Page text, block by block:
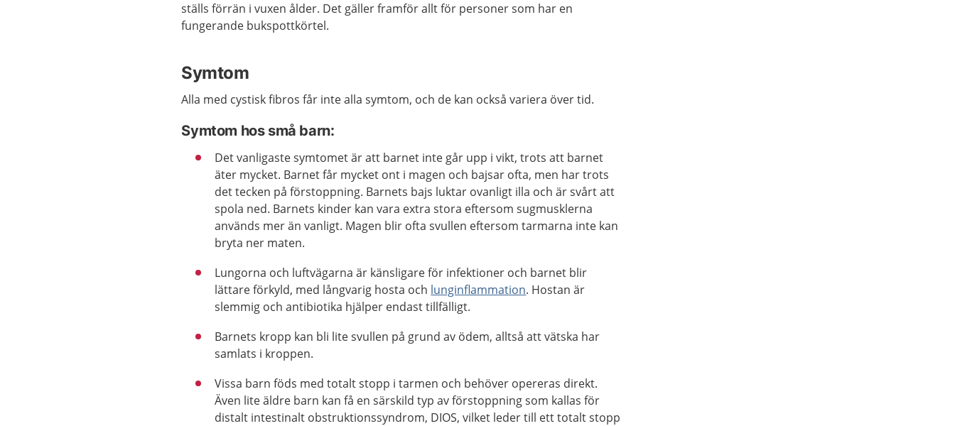
ställs förrän i vuxen ålder. Det gäller framför allt för personer som har en
fungerande bukspottkörtel.
Symtom
Alla med cystisk fibros får inte alla symtom, och de kan också variera över tid.
Symtom hos små barn:
Det vanligaste symtomet är att barnet inte går upp i vikt, trots att barnet
äter mycket. Barnet får mycket ont i magen och bajsar ofta, men har trots
det tecken på förstoppning. Barnets bajs luktar ovanligt illa och är svårt att
spola ned. Barnets kinder kan vara extra stora eftersom sugmusklerna
används mer än vanligt. Magen blir ofta svullen eftersom tarmarna inte kan
bryta ner maten.
Lungorna och luftvägarna är känsligare för infektioner och barnet blir
lättare förkyld, med långvarig hosta och lunginflammation. Hostan är
slemmig och antibiotika hjälper endast tillfälligt.
Barnets kropp kan bli lite svullen på grund av ödem, alltså att vätska har
samlats i kroppen.
Vissa barn föds med totalt stopp i tarmen och behöver opereras direkt.
Även lite äldre barn kan få en särskild typ av förstoppning som kallas för
distalt intestinalt obstruktionssyndrom, DIOS, vilket leder till ett totalt stopp